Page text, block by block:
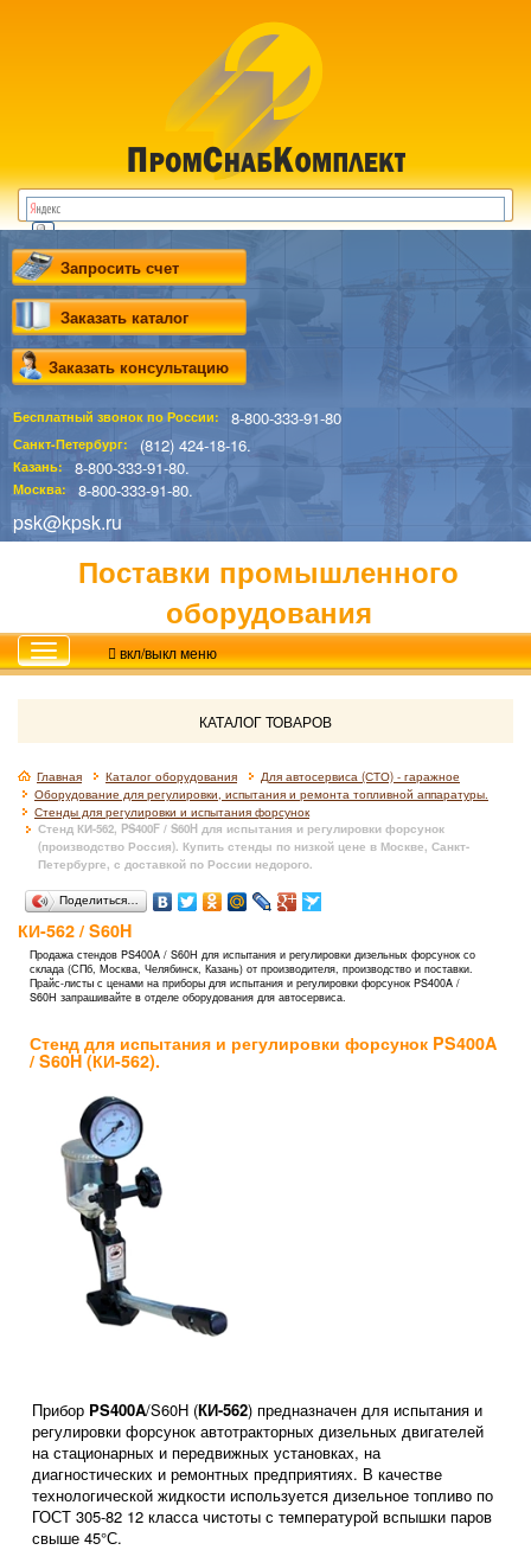
Запросить счет
Заказать каталог
Заказать консультацию
Бесплатный звонок по России: 8-800-333-91-80
Санкт-Петербург: (812) 424-18-16.
Казань: 8-800-333-91-80.
Москва: 8-800-333-91-80.
psk@kpsk.ru
Поставки промышленного
оборудования
вкл/выкл меню
КАТАЛОГ ТОВАРОВ
Главная Каталог оборудования
Для автосервиса (СТО) - гаражное
Оборудование для регулировки, испытания и ремонта топливной аппаратуры.
Стенды для регулировки и испытания форсунок
Стенд КИ-562, PS400F / S60H для испытания и регулировки форсунок
(производство Россия). Купить стенды по низкой цене в Москве, Санкт-
Петербурге, с доставкой по России недорого.
Поделиться…
КИ-562 / S60H
Продажа стендов PS400A / S60H для испытания и регулировки дизельных форсунок со
склада (СПб, Москва, Челябинск, Казань) от производителя, производство и поставки.
Прайс-листы с ценами на приборы для испытания и регулировки форсунок PS400A /
S60H запрашивайте в отделе оборудования для автосервиса.
Стенд для испытания и регулировки форсунок PS400A
/ S60H (КИ-562).
Прибор PS400A/S60H (КИ-562) предназначен для испытания и
регулировки форсунок автотракторных дизельных двигателей
на стационарных и передвижных установках, на
диагностических и ремонтных предприятиях. В качестве
технологической жидкости используется дизельное топливо по
ГОСТ 305-82 12 класса чистоты с температурой вспышки паров
свыше 45°С.